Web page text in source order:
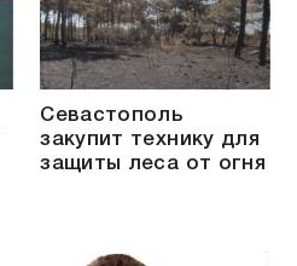
Севастополь
закупит технику для
защиты леса от огня